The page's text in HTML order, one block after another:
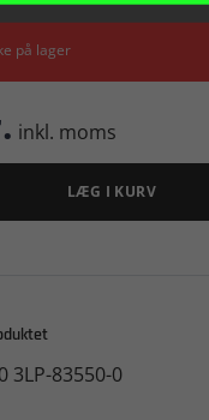
på lager
inkl. moms
LÆG I KURV
3LP-83550-0